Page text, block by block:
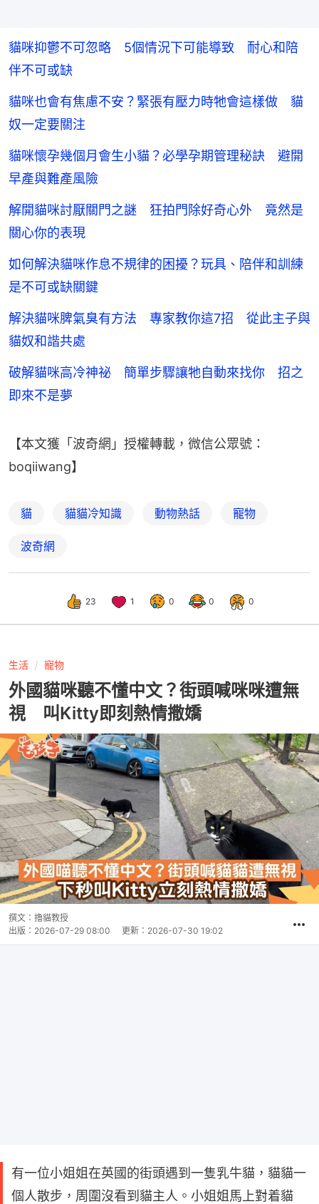
貓咪抑鬱不可忽略 5個情況下可能導致 耐心和陪
伴不可或缺
貓咪也會有焦慮不安？緊張有壓力時牠會這樣做 貓
奴一定要關注
貓咪懷孕幾個月會生小貓？必學孕期管理秘訣 避開
早產與難產風險
解開貓咪討厭關門之謎 狂拍門除好奇心外 竟然是
關心你的表現
如何解決貓咪作息不規律的困擾？玩具、陪伴和訓練
是不可或缺關鍵
解決貓咪脾氣臭有方法 專家教你這7招 從此主子與
貓奴和諧共處
破解貓咪高冷神祕 簡單步驟讓牠自動來找你 招之
即來不是夢
【本文獲「波奇網」授權轉載，微信公眾號：
boqiiwang】
貓 貓貓冷知識 動物熱話 寵物
波奇網
23 1 0 0 0
生活 寵物
外國貓咪聽不懂中文？街頭喊咪咪遭無
視 叫Kitty即刻熱情撒嬌
撰文： 擼貓教授
出版： 2026-07-29 08:00 更新： 2026-07-30 19:02
有一位小姐姐在英國的街頭遇到一隻乳牛貓，貓貓一
個人散步，周圍沒看到貓主人。小姐姐馬上對着貓